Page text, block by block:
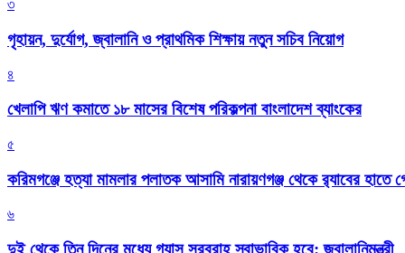
৩
গৃহায়ন, দুর্যোগ, জ্বালানি ও প্রাথমিক শিক্ষায় নতুন সচিব নিয়োগ
৪
খেলাপি ঋণ কমাতে ১৮ মাসের বিশেষ পরিকল্পনা বাংলাদেশ ব্যাংকের
৫
করিমগঞ্জে হত্যা মামলার পলাতক আসামি নারায়ণগঞ্জ থেকে র‌্যাবের হাতে
৬
দুই থেকে তিন দিনের মধ্যে গ্যাস সরবরাহ স্বাভাবিক হবে: জ্বালানিমন্ত্রী